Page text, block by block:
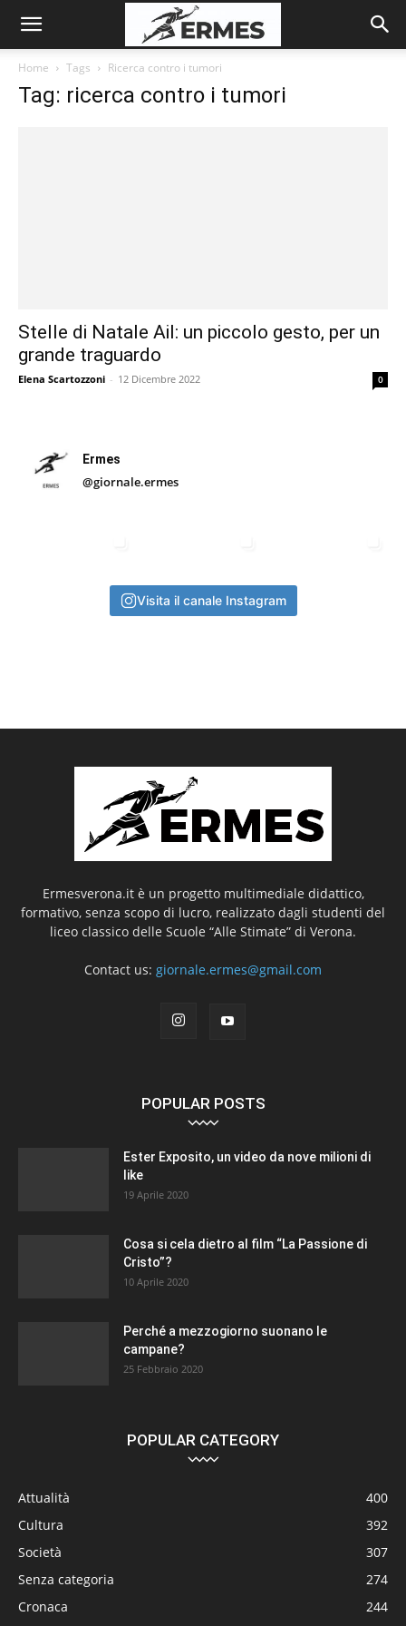
Home Tags Ricerca contro i tumori
Tag: ricerca contro i tumori
Stelle di Natale Ail: un piccolo gesto, per un
grande traguardo
Elena Scartozzoni - 12 Dicembre 2022 0
Ermes
@giornale.ermes
Visita il canale Instagram
Ermesverona.it è un progetto multimediale didattico,
formativo, senza scopo di lucro, realizzato dagli studenti del
liceo classico delle Scuole “Alle Stimate” di Verona.
Contact us: giornale.ermes@gmail.com
POPULAR POSTS
Ester Exposito, un video da nove milioni di
like
19 Aprile 2020
Cosa si cela dietro al film “La Passione di
Cristo”?
10 Aprile 2020
Perché a mezzogiorno suonano le
campane?
25 Febbraio 2020
POPULAR CATEGORY
Attualità
400
Cultura
392
Società
307
Senza categoria
274
Cronaca
244